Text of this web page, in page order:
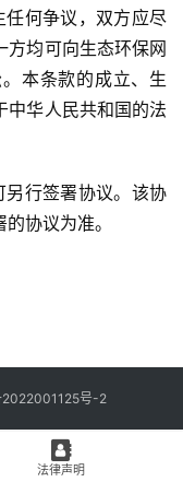
何争议，双方应尽
方均可向生态环保网
本条款的成立、生
中华人民共和国的法
行签署协议。该协
协议为准。
号-2
法律声明